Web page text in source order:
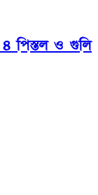
৪ পিস্তল ও গুলি